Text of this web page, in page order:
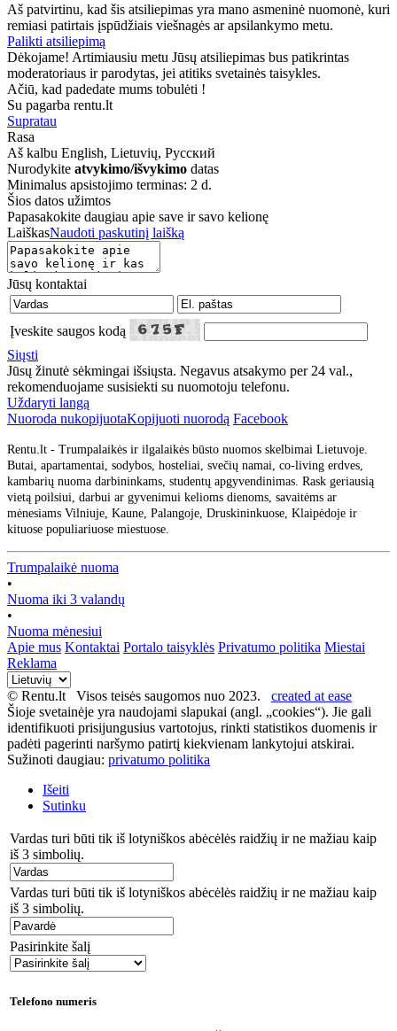
Aš patvirtinu, kad šis atsiliepimas yra mano asmeninė nuomonė, kuri
remiasi patirtais įspūdžiais viešnagės ar apsilankymo metu.
Palikti atsiliepimą
Dėkojame! Artimiausiu metu Jūsų atsiliepimas bus patikrintas
moderatoriaus ir parodytas, jei atitiks svetainės taisykles.
Ačiū, kad padedate mums tobulėti !
Su pagarba rentu.lt
Supratau
Rasa
Aš kalbu English, Lietuvių, Русский
Nurodykite atvykimo/išvykimo datas
Minimalus apsistojimo terminas: 2 d.
Šios datos užimtos
Papasakokite daugiau apie save ir savo kelionę
LaiškasNaudoti paskutinį laišką
Jūsų kontaktai
Įveskite saugos kodą
Siųsti
Jūsų žinutė sėkmingai išsiųsta. Negavus atsakymo per 24 val.,
rekomenduojame susisiekti su nuomotoju telefonu.
Uždaryti langą
Nuoroda nukopijuotaKopijuoti nuorodą Facebook
Rentu.lt - Trumpalaikės ir ilgalaikės būsto nuomos skelbimai Lietuvoje.
Butai, apartamentai, sodybos, hosteliai, svečių namai, co-living erdves,
kambarių nuoma darbininkams, studentų apgyvendinimas. Rask geriausią
vietą poilsiui, darbui ar gyvenimui kelioms dienoms, savaitėms ar
mėnesiams Vilniuje, Kaune, Palangoje, Druskininkuose, Klaipėdoje ir
kituose populiariuose miestuose.
Trumpalaikė nuoma
•
Nuoma iki 3 valandų
•
Nuoma mėnesiui
Apie mus Kontaktai Portalo taisyklės Privatumo politika Miestai
Reklama
© Rentu.lt Visos teisės saugomos nuo 2023. created at ease
Šioje svetainėje yra naudojami slapukai (angl. „cookies“). Jie gali
identifikuoti prisijungusius vartotojus, rinkti statistikos duomenis ir
padėti pagerinti naršymo patirtį kiekvienam lankytojui atskirai.
Sužinoti daugiau: privatumo politika
Išeiti
Sutinku
Vardas turi būti tik iš lotyniškos abėcėlės raidžių ir ne mažiau kaip
iš 3 simbolių.
Vardas turi būti tik iš lotyniškos abėcėlės raidžių ir ne mažiau kaip
iš 3 simbolių.
Pasirinkite šalį
Telefono numeris